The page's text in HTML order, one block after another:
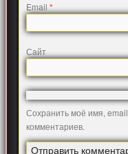
Email*
Сайт
Сохранить моё имя,
комментариев.